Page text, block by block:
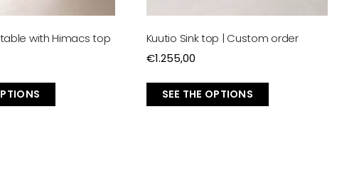
with Himacs top
Kuutio Sink top | Custom order
€1.255,00
SEE THE OPTIONS